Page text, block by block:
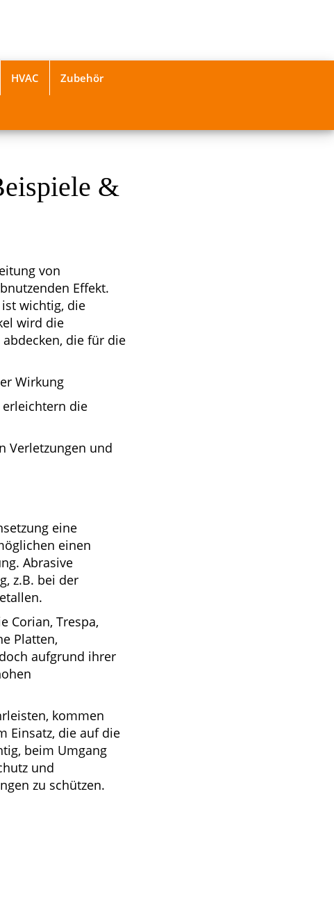
HVAC Zubehör
&
von
Effekt.
wichtig, die
wird die
die für die
Wirkung
erleichtern die
Verletzungen und
eine
einen
Abrasive
z.B. bei der
Corian, Trespa,
Platten,
aufgrund ihrer
kommen
Einsatz, die auf die
beim Umgang
und
zu schützen.